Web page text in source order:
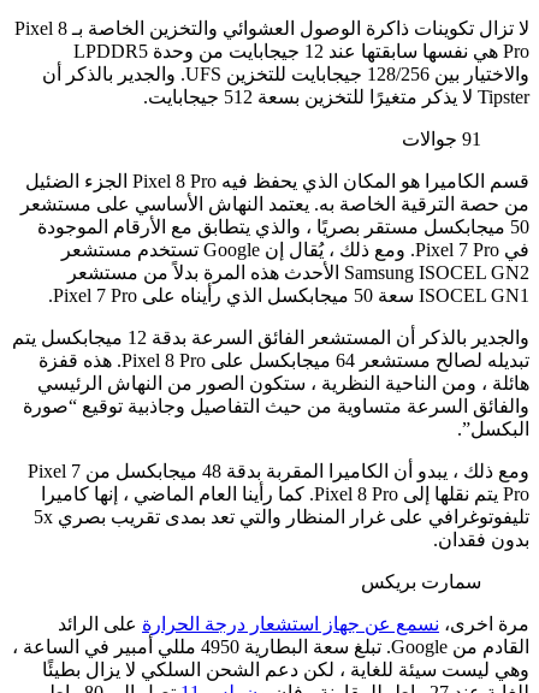
لا تزال تكوينات ذاكرة الوصول العشوائي والتخزين الخاصة بـ Pixel 8
Pro هي نفسها سابقتها عند 12 جيجابايت من وحدة LPDDR5
والاختيار بين 128/256 جيجابايت للتخزين UFS. والجدير بالذكر أن
Tipster لا يذكر متغيرًا للتخزين بسعة 512 جيجابايت.
91 جوالات
قسم الكاميرا هو المكان الذي يحفظ فيه Pixel 8 Pro الجزء الضئيل
من حصة الترقية الخاصة به. يعتمد النهاش الأساسي على مستشعر
50 ميجابكسل مستقر بصريًا ، والذي يتطابق مع الأرقام الموجودة
في Pixel 7 Pro. ومع ذلك ، يُقال إن Google تستخدم مستشعر
Samsung ISOCEL GN2 الأحدث هذه المرة بدلاً من مستشعر
ISOCEL GN1 سعة 50 ميجابكسل الذي رأيناه على Pixel 7 Pro.
والجدير بالذكر أن المستشعر الفائق السرعة بدقة 12 ميجابكسل يتم
تبديله لصالح مستشعر 64 ميجابكسل على Pixel 8 Pro. هذه قفزة
هائلة ، ومن الناحية النظرية ، ستكون الصور من النهاش الرئيسي
والفائق السرعة متساوية من حيث التفاصيل وجاذبية توقيع “صورة
البكسل”.
ومع ذلك ، يبدو أن الكاميرا المقربة بدقة 48 ميجابكسل من Pixel 7
Pro يتم نقلها إلى Pixel 8 Pro. كما رأينا العام الماضي ، إنها كاميرا
تليفوتوغرافي على غرار المنظار والتي تعد بمدى تقريب بصري 5x
بدون فقدان.
سمارت بريكس
مرة اخرى، نسمع عن جهاز استشعار درجة الحرارة على الرائد
القادم من Google. تبلغ سعة البطارية 4950 مللي أمبير في الساعة ،
وهي ليست سيئة للغاية ، لكن دعم الشحن السلكي لا يزال بطيئًا